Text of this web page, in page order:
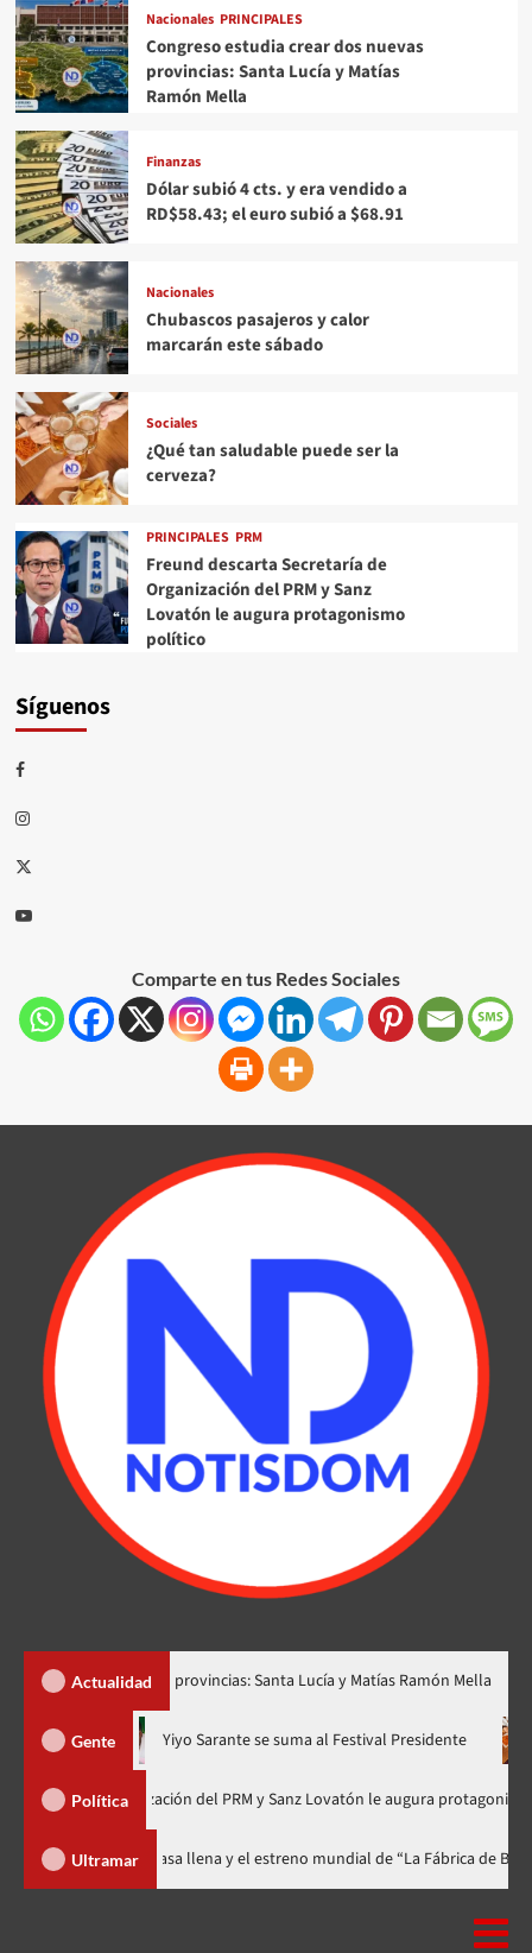
Nacionales PRINCIPALES
Congreso estudia crear dos nuevas
provincias: Santa Lucía y Matías
Ramón Mella
Finanzas
Dólar subió 4 cts. y era vendido a
RD$58.43; el euro subió a $68.91
Nacionales
Chubascos pasajeros y calor
marcarán este sábado
Sociales
¿Qué tan saludable puede ser la
cerveza?
PRINCIPALES PRM
Freund descarta Secretaría de
Organización del PRM y Sanz
Lovatón le augura protagonismo
político
Síguenos
Comparte en tus Redes Sociales
Actualidad
dos nuevas provincias: Santa Lucía y Matías Ramón Mella
Gente
en nuevo horario Yiyo Sarante se suma al Festival
Política
Organización del PRM y Sanz Lovatón le augura protagonismo político
Ultramar
celebra 15 años con una gala a casa llena y el estreno mundial de “La